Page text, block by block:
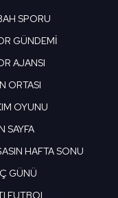
lütfentıklayınız
SPORU
GÜNDEMİ
AJANSI
ORTASI
OYUNU
SAYFA
HAFTA SONU
GÜNÜ
FUTBOL